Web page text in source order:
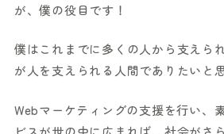
が、僕の役目です！
僕はこれまでに多くの人から支えら
が人を支えられる人間でありたいと
Webマーケティングの支援を行い、